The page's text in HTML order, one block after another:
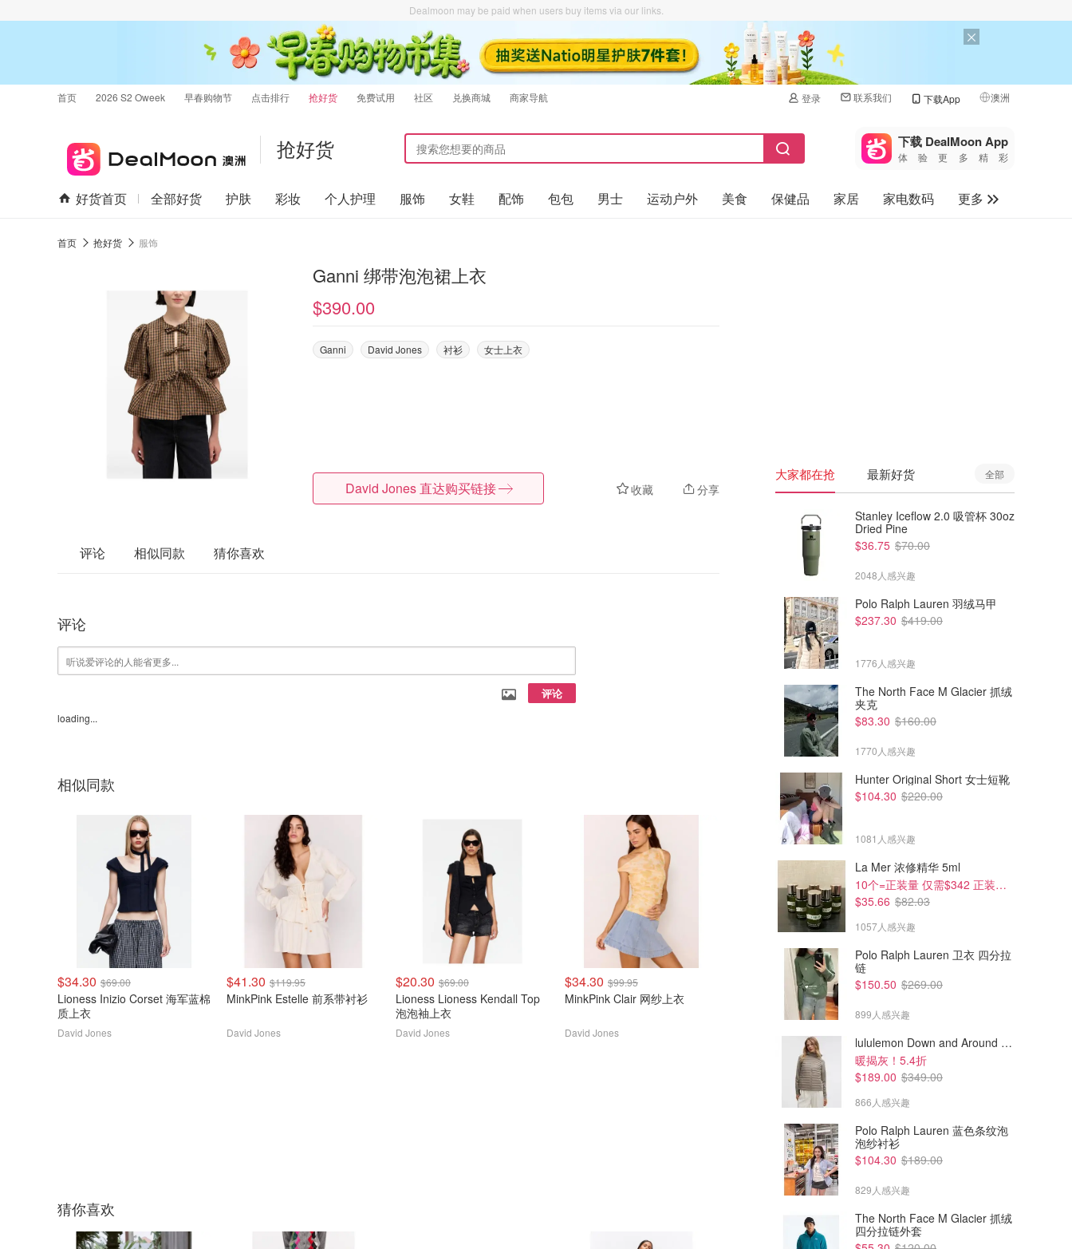
Dealmoon may be paid when users buy items via our links.
首页 2026 S2 Oweek 早春购物节 点击排行 抢好货 免费试用 社区 兑换商城 商家导航 登录 联系我们 下载App 澳洲
🇺🇸
🇨🇳 中国
🇨🇦加拿大
抢好货 下载 DealMoon App
体验更多精彩
好货首页 全部好货 护肤 彩妆 个人护理 服饰 女鞋 配饰 包包 男士 运动户外 美食 保健品 家居 家电数码
更多
首页 抢好货 服饰
Ganni 绑带泡泡裙上衣
$390.00
Ganni David Jones 衬衫 女士上衣
收藏 分享
David Jones 直达购买链接
评论 相似同款 猜你喜欢
评论
评论
loading...
相似同款
$34.30 $69.00
Lioness Inizio Corset 海军蓝棉
质上衣
David Jones
$41.30 $119.95
MinkPink Estelle 前系带衬衫
David Jones
$20.30 $69.00
Lioness Lioness Kendall Top
泡泡袖上衣
David Jones
$34.30 $99.95
MinkPink Clair 网纱上衣
David Jones
$649.00 $139.30
连衣裙
猜你喜欢
大家都在抢 最新好货 全部
Stanley Iceflow 2.0 吸管杯 30oz
Dried Pine
$36.75 $70.00
2048人感兴趣
Polo Ralph Lauren 羽绒马甲
$237.30 $419.00
1776人感兴趣
The North Face M Glacier 抓绒
夹克
$83.30 $160.00
1770人感兴趣
Hunter Original Short 女士短靴
$104.30 $220.00
1081人感兴趣
La Mer 浓修精华 5ml
10个=正装量 仅需$342 正装半价！
$35.66 $82.03
1057人感兴趣
Polo Ralph Lauren 卫衣 四分拉
链
$150.50 $269.00
899人感兴趣
lululemon Down and Around 羽绒夹克
暖揭灰！5.4折
$189.00 $349.00
866人感兴趣
Polo Ralph Lauren 蓝色条纹泡
泡纱衬衫
$104.30 $189.00
829人感兴趣
The North Face M Glacier 抓绒
四分拉链外套